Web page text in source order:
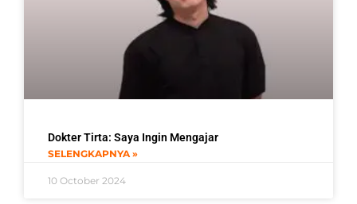
Dokter Tirta: Saya Ingin Mengajar
SELENGKAPNYA »
10 October 2024